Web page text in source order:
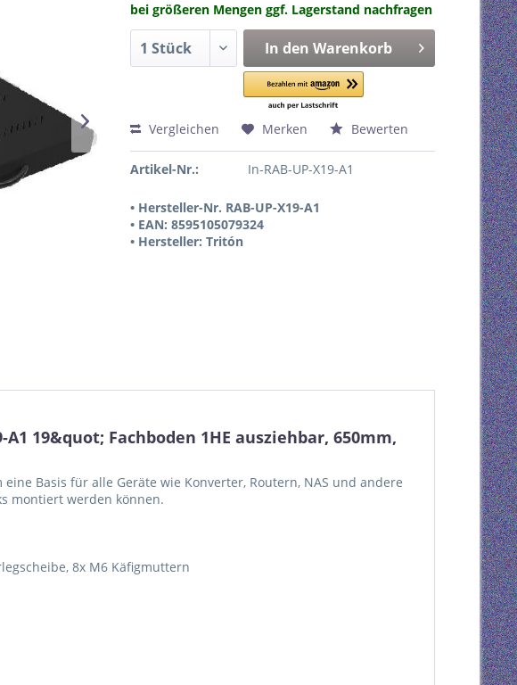
bei größeren Mengen ggf. Lagerstand nachfragen
In den Warenkorb
Vergleichen Merken Bewerten
Artikel-Nr.: In-RAB-UP-X19-A1
• Hersteller-Nr. RAB-UP-X19-A1
• EAN: 8595105079324
• Hersteller: Tritón
19&quot; Fachboden 1HE ausziehbar, 650mm,
Basis für alle Geräte wie Konverter, Routern, NAS und andere
montiert werden können.
8x M6 Käfigmuttern